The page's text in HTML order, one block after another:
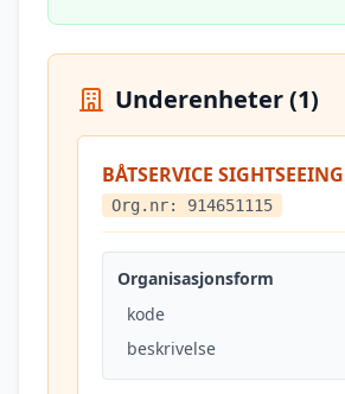
Underenheter (1)
BÅTSERVICE
Org.nr: 914651115
Organisasjonsform
kode
beskrivelse